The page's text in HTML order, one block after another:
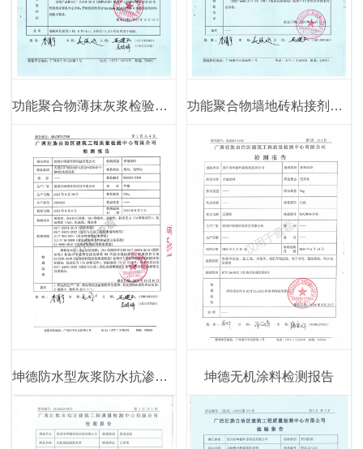
功能聚合物薄抹灰浆检验报告 功能聚合物墙地砖粘接剂检验报告
坤德防水型灰浆防水抗渗检测报告 坤德无机涂料检测报告